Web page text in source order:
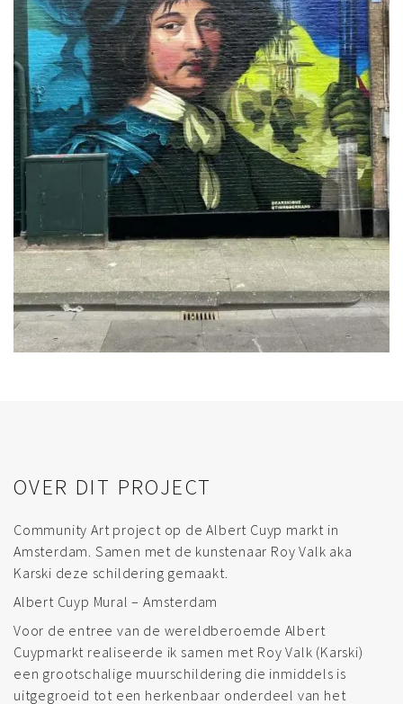
OVER DIT PROJECT
Community Art project op de Albert Cuyp markt in
Amsterdam. Samen met de kunstenaar Roy Valk aka
Karski deze schildering gemaakt.
Albert Cuyp Mural – Amsterdam
Voor de entree van de wereldberoemde Albert
Cuypmarkt realiseerde ik samen met Roy Valk (Karski)
een grootschalige muurschildering die inmiddels is
uitgegroeid tot een herkenbaar onderdeel van het